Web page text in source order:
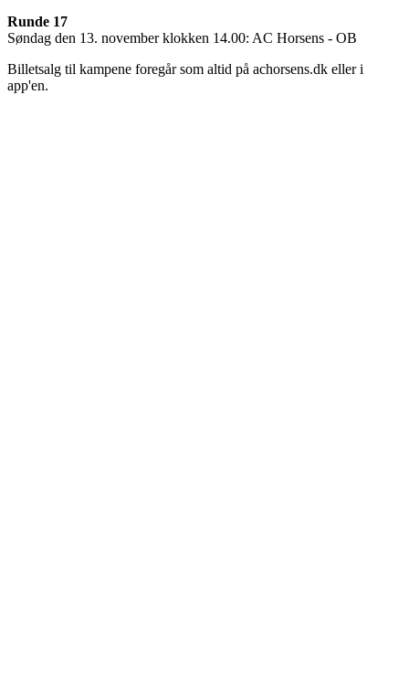
Runde 17
Søndag den 13. november klokken 14.00: AC Horsens - OB
Billetsalg til kampene foregår som altid på achorsens.dk eller i
app'en.